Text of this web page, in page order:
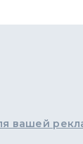
вашей